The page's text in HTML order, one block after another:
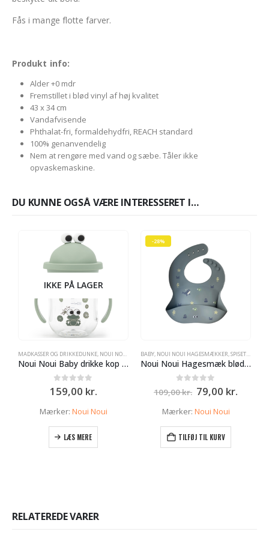
Fås i mange flotte farver.
Produkt info:
Alder +0 mdr
Fremstillet i blød vinyl af høj kvalitet
43 x 34 cm
Vandafvisende
Phthalat-fri, formaldehydfri, REACH standard
100% genanvendelig
Nem at rengøre med vand og sæbe. Tåler ikke
opvaskemaskine.
DU KUNNE OGSÅ VÆRE INTERESSERET I…
IKKE PÅ LAGER
MADKASSER OG DRIKKEDUNKE, NOUI NOUI DRIKKEKOP SPILDFRI , SPISETID
Noui Noui Baby drikke kop spildfri Frøen – 200ml – Mintgrøn
0ud af 5
159,00 kr.
Mærker: Noui Noui
LÆS MERE
-28%
BABY, NOUI NOUI HAGESMÆKKER,SPISETID
Noui Noui Hagesmæk blød og behagelig – Wild Ocean – Havdyr
ud af 5
109,00kr. Den
oprindelige
pris
109,00 kr..
79,00 kr.Den
Mærker: Noui Noui
TILFØJ TIL KURV
RELATEREDE VARER